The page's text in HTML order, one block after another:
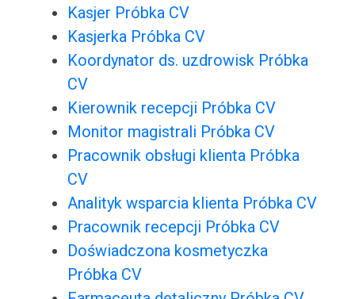
Kasjer Próbka CV
Kasjerka Próbka CV
Koordynator ds. uzdrowisk Próbka
CV
Kierownik recepcji Próbka CV
Monitor magistrali Próbka CV
Pracownik obsługi klienta Próbka
CV
Analityk wsparcia klienta Próbka CV
Pracownik recepcji Próbka CV
Doświadczona kosmetyczka
Próbka CV